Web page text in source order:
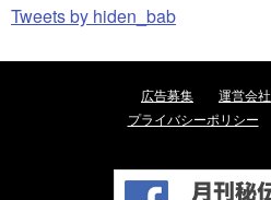
Tweets by hiden_bab
広告募集 運営会社
プライバシーポリシー